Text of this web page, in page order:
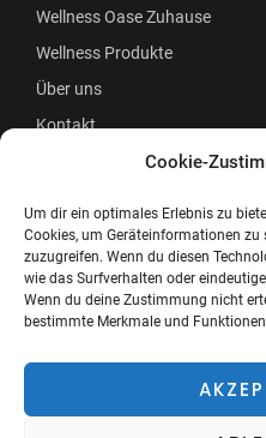
Cookie-
Um dir ein optimales Erlebnis zu
Cookies, um Geräteinformationen
zuzugreifen. Wenn du diesen
wie das Surfverhalten oder
Wenn du deine Zustimmung nicht
bestimmte Merkmale und
Wellness Oase Zuhause
Wellness Produkte
Über uns
Kontakt